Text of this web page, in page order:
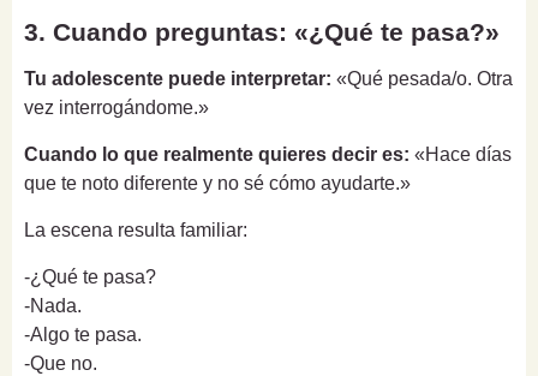
3. Cuando preguntas: «¿Qué te pasa?»
Tu adolescente puede interpretar: «Qué pesada/o. Otra
vez interrogándome.»
Cuando lo que realmente quieres decir es: «Hace días
que te noto diferente y no sé cómo ayudarte.»
La escena resulta familiar:
-¿Qué te pasa?
-Nada.
-Algo te pasa.
-Que no.